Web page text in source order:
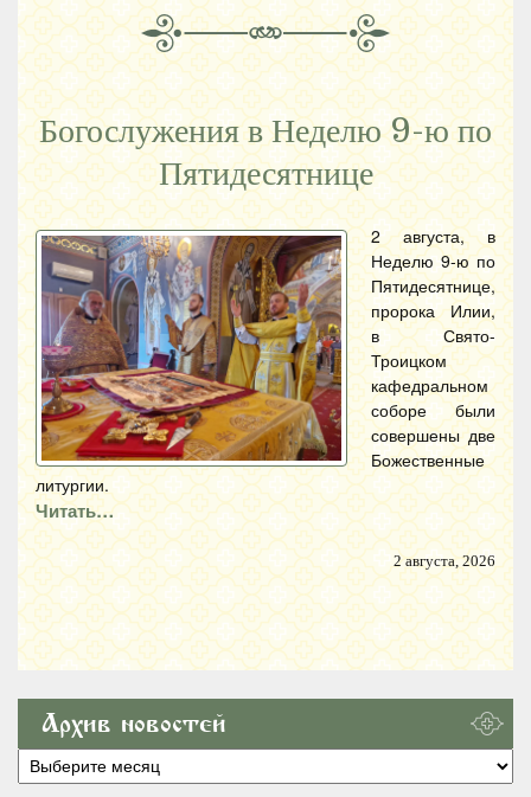
Богослужения в Неделю 9-ю по
Пятидесятнице
2 августа, в
Неделю 9-ю по
Пятидесятнице,
пророка Илии,
в Свято-
Троицком
кафедральном
соборе были
совершены две
Божественные
литургии.
Читать…
2 августа, 2026
Архив новостей
Архив
новостей